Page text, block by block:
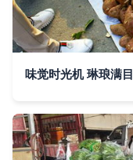
味觉时光机 琳琅满